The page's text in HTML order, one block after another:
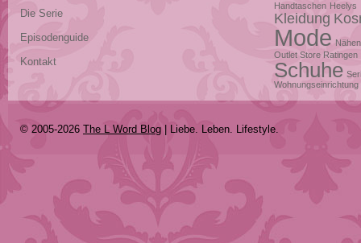
Die Serie
Episodenguide
Kontakt
Handtaschen Heelys
Kleidung
Mode Nähen
Outlet Store Ratingen
Schuhe
Wohnungseinrichtung
© 2005-2026 The L Word Blog | Liebe. Leben. Lifestyle.